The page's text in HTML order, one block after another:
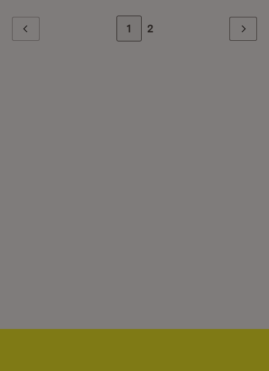
Zur Seite
1 Zur letzten Seite
2 Weiter